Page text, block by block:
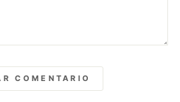
COMENTARIO